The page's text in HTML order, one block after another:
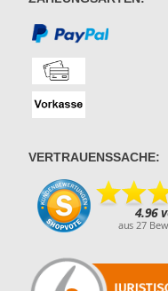
VERTRAUENSSACHE: